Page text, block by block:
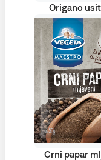
Origano
Crni papar